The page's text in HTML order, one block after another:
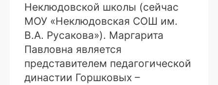
Неклюдовской школы (сейчас
МОУ «Неклюдовская СОШ им.
В.А. Русакова»). Маргарита
Павловна является
представителем педагогической
династии Горшковых –